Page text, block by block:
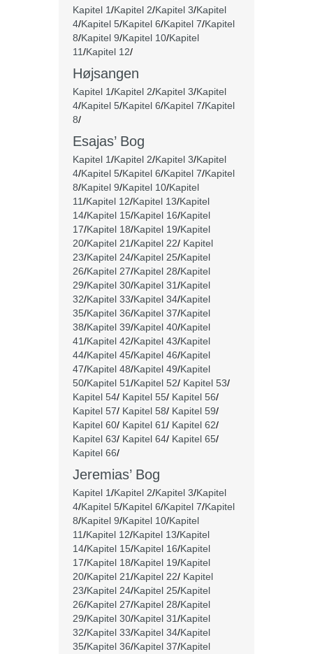
Kapitel 1/Kapitel 2/Kapitel 3/Kapitel
4/Kapitel 5/Kapitel 6/Kapitel 7/Kapitel
8/Kapitel 9/Kapitel 10/Kapitel
11/Kapitel 12/
Højsangen
Kapitel 1/Kapitel 2/Kapitel 3/Kapitel
4/Kapitel 5/Kapitel 6/Kapitel 7/Kapitel
8/
Esajas’ Bog
Kapitel 1/Kapitel 2/Kapitel 3/Kapitel
4/Kapitel 5/Kapitel 6/Kapitel 7/Kapitel
8/Kapitel 9/Kapitel 10/Kapitel
11/Kapitel 12/Kapitel 13/Kapitel
14/Kapitel 15/Kapitel 16/Kapitel
17/Kapitel 18/Kapitel 19/Kapitel
20/Kapitel 21/Kapitel 22/ Kapitel
23/Kapitel 24/Kapitel 25/Kapitel
26/Kapitel 27/Kapitel 28/Kapitel
29/Kapitel 30/Kapitel 31/Kapitel
32/Kapitel 33/Kapitel 34/Kapitel
35/Kapitel 36/Kapitel 37/Kapitel
38/Kapitel 39/Kapitel 40/Kapitel
41/Kapitel 42/Kapitel 43/Kapitel
44/Kapitel 45/Kapitel 46/Kapitel
47/Kapitel 48/Kapitel 49/Kapitel
50/Kapitel 51/Kapitel 52/ Kapitel 53/
Kapitel 54/ Kapitel 55/ Kapitel 56/
Kapitel 57/ Kapitel 58/ Kapitel 59/
Kapitel 60/ Kapitel 61/ Kapitel 62/
Kapitel 63/ Kapitel 64/ Kapitel 65/
Kapitel 66/
Jeremias’ Bog
Kapitel 1/Kapitel 2/Kapitel 3/Kapitel
4/Kapitel 5/Kapitel 6/Kapitel 7/Kapitel
8/Kapitel 9/Kapitel 10/Kapitel
11/Kapitel 12/Kapitel 13/Kapitel
14/Kapitel 15/Kapitel 16/Kapitel
17/Kapitel 18/Kapitel 19/Kapitel
20/Kapitel 21/Kapitel 22/ Kapitel
23/Kapitel 24/Kapitel 25/Kapitel
26/Kapitel 27/Kapitel 28/Kapitel
29/Kapitel 30/Kapitel 31/Kapitel
32/Kapitel 33/Kapitel 34/Kapitel
35/Kapitel 36/Kapitel 37/Kapitel